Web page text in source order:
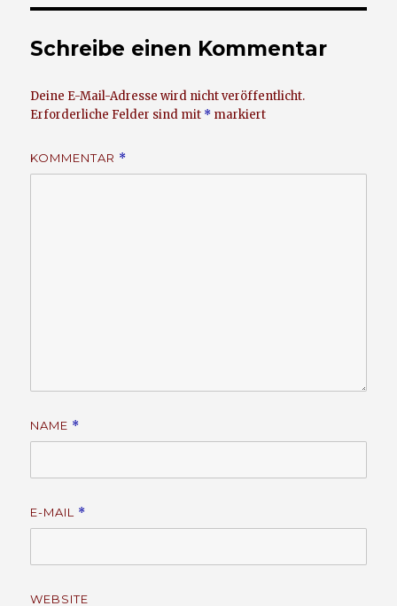
Schreibe einen Kommentar
Deine E-Mail-Adresse wird nicht veröffentlicht.
Erforderliche Felder sind mit * markiert
KOMMENTAR *
NAME *
E-MAIL *
WEBSITE